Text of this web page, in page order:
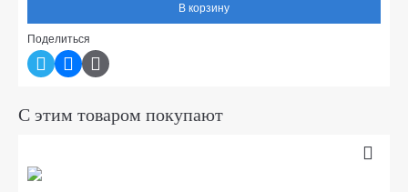
В корзину
Поделиться
С этим товаром покупают